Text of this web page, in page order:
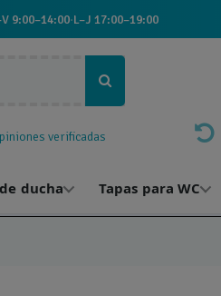
9:00–14:00·L–J 17:00–19:00
verificadas
ducha Tapas para WC